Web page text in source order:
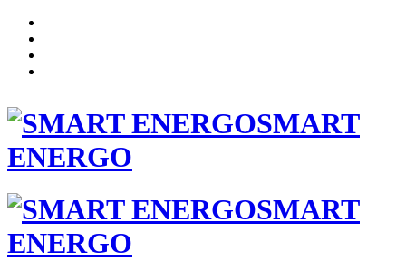
SMART
ENERGO
SMART
ENERGO